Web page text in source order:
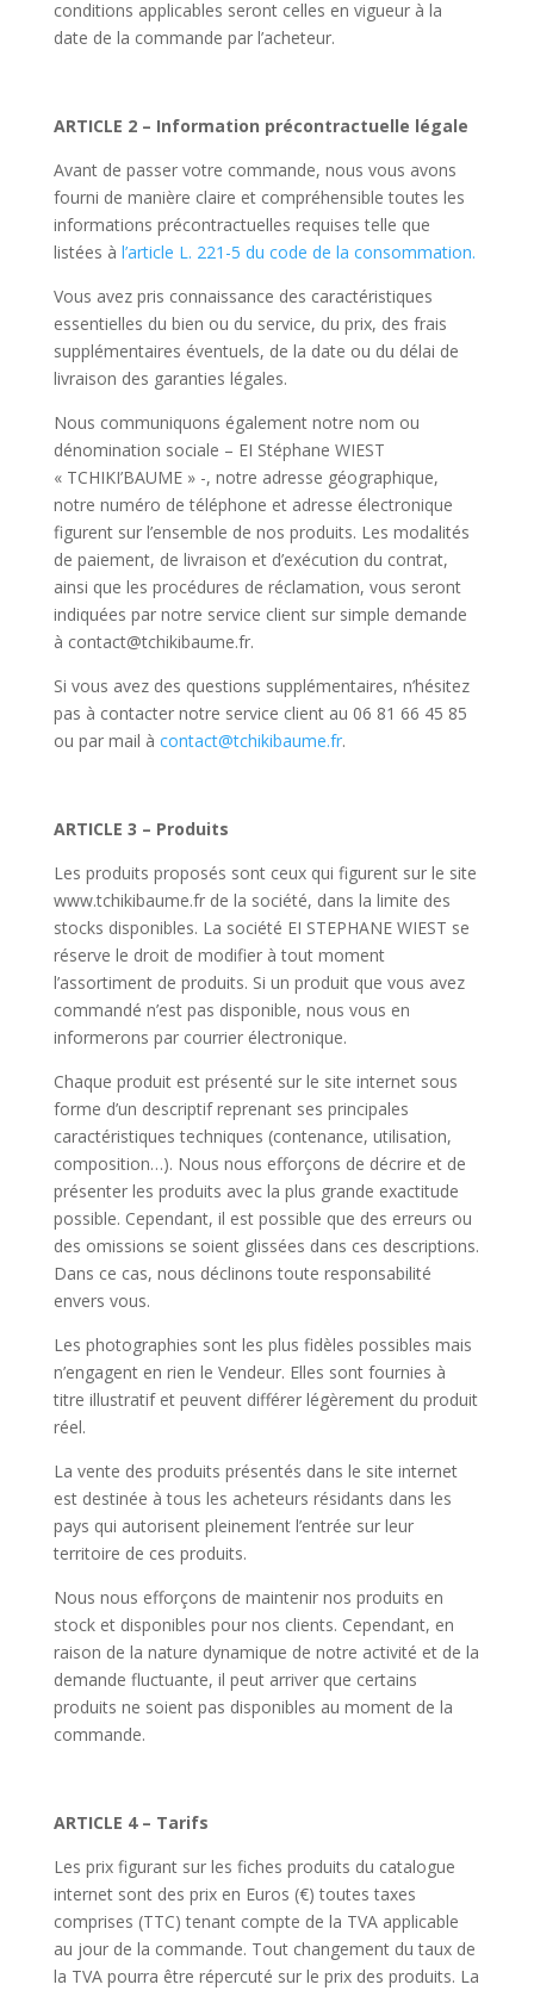
conditions applicables seront celles en vigueur à la
date de la commande par l’acheteur.
ARTICLE 2 – Information précontractuelle légale
Avant de passer votre commande, nous vous avons
fourni de manière claire et compréhensible toutes les
informations précontractuelles requises telle que
listées à l’article L. 221-5 du code de la consommation.
Vous avez pris connaissance des caractéristiques
essentielles du bien ou du service, du prix, des frais
supplémentaires éventuels, de la date ou du délai de
livraison des garanties légales.
Nous communiquons également notre nom ou
dénomination sociale – EI Stéphane WIEST
« TCHIKI’BAUME » -, notre adresse géographique,
notre numéro de téléphone et adresse électronique
figurent sur l’ensemble de nos produits. Les modalités
de paiement, de livraison et d’exécution du contrat,
ainsi que les procédures de réclamation, vous seront
indiquées par notre service client sur simple demande
à contact@tchikibaume.fr.
Si vous avez des questions supplémentaires, n’hésitez
pas à contacter notre service client au 06 81 66 45 85
ou par mail à contact@tchikibaume.fr.
ARTICLE 3 – Produits
Les produits proposés sont ceux qui figurent sur le site
www.tchikibaume.fr de la société, dans la limite des
stocks disponibles. La société EI STEPHANE WIEST se
réserve le droit de modifier à tout moment
l’assortiment de produits. Si un produit que vous avez
commandé n’est pas disponible, nous vous en
informerons par courrier électronique.
Chaque produit est présenté sur le site internet sous
forme d’un descriptif reprenant ses principales
caractéristiques techniques (contenance, utilisation,
composition…). Nous nous efforçons de décrire et de
présenter les produits avec la plus grande exactitude
possible. Cependant, il est possible que des erreurs ou
des omissions se soient glissées dans ces descriptions.
Dans ce cas, nous déclinons toute responsabilité
envers vous.
Les photographies sont les plus fidèles possibles mais
n’engagent en rien le Vendeur. Elles sont fournies à
titre illustratif et peuvent différer légèrement du produit
réel.
La vente des produits présentés dans le site internet
est destinée à tous les acheteurs résidants dans les
pays qui autorisent pleinement l’entrée sur leur
territoire de ces produits.
Nous nous efforçons de maintenir nos produits en
stock et disponibles pour nos clients. Cependant, en
raison de la nature dynamique de notre activité et de la
demande fluctuante, il peut arriver que certains
produits ne soient pas disponibles au moment de la
commande.
ARTICLE 4 – Tarifs
Les prix figurant sur les fiches produits du catalogue
internet sont des prix en Euros (€) toutes taxes
comprises (TTC) tenant compte de la TVA applicable
au jour de la commande. Tout changement du taux de
la TVA pourra être répercuté sur le prix des produits. La